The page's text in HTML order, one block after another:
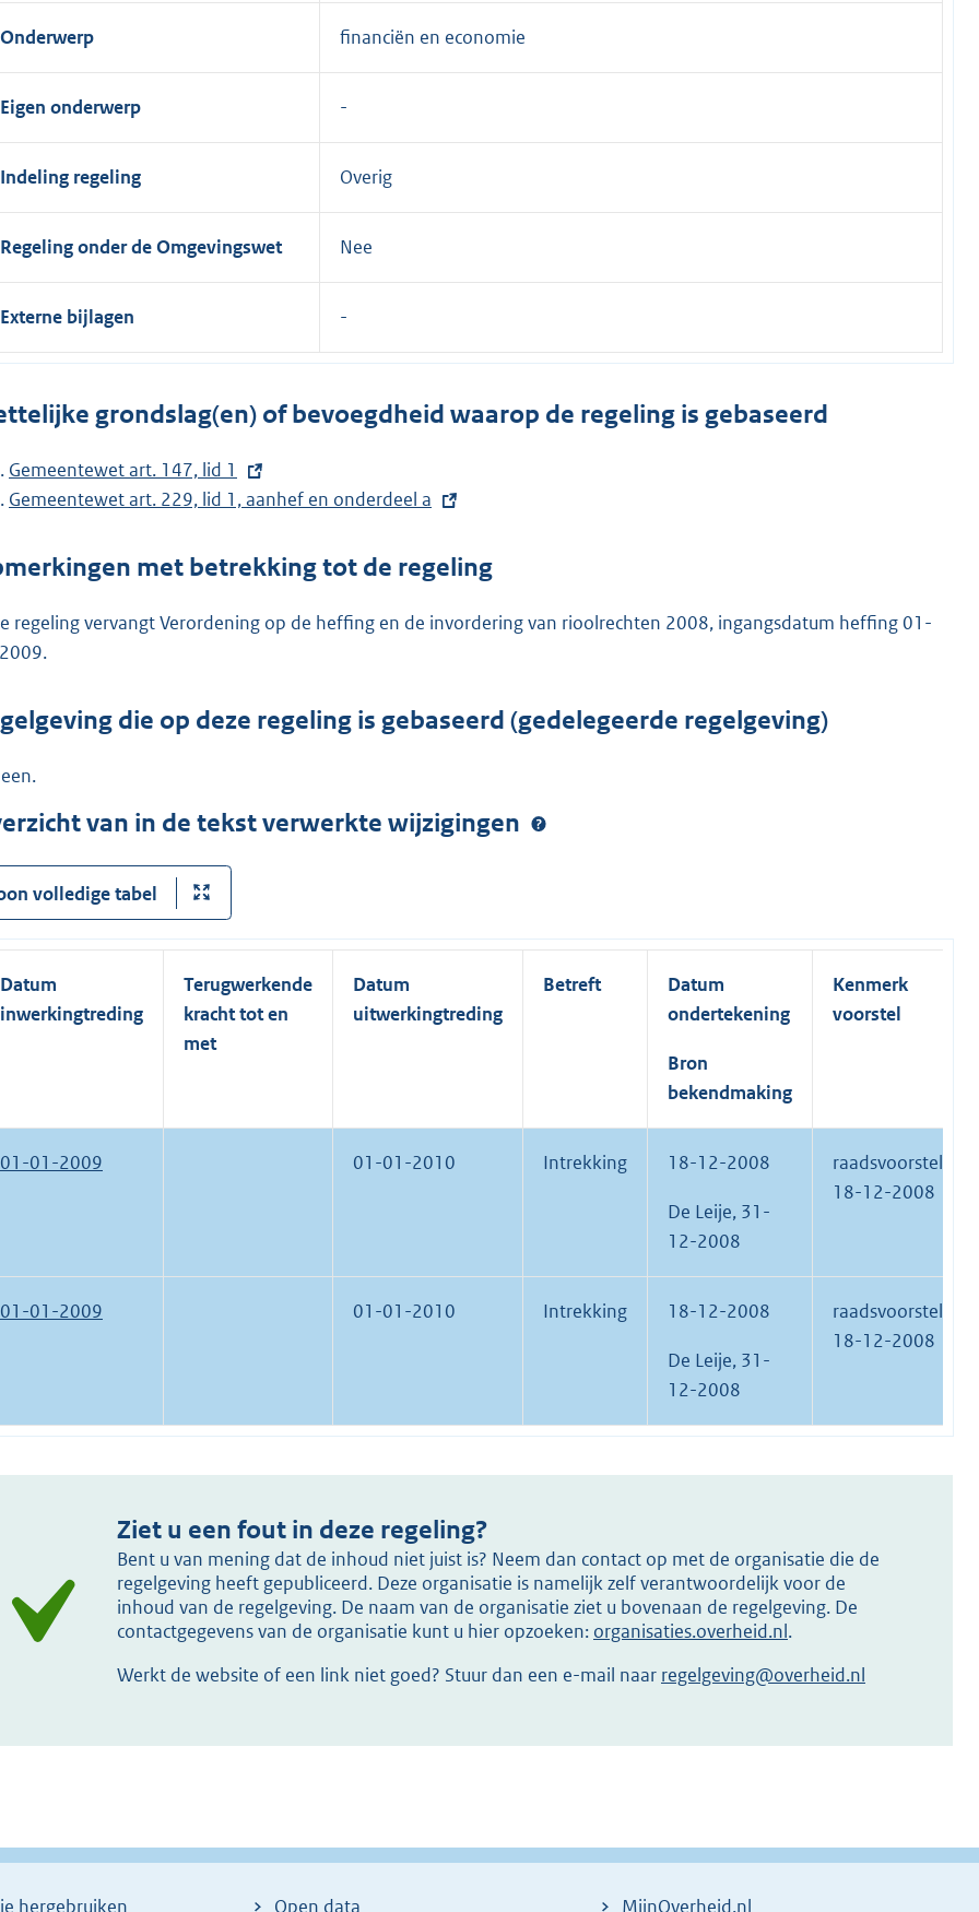
Onderwerp financiën en economie
Eigen onderwerp
Indeling regeling Overig
Regeling onder de Omgevingswet Nee
Externe bijlagen
grondslag(en) of bevoegdheid waarop de regeling is gebaseerd
E
x
e
n
e
n
Gemeentewet art. 147, lid 1
E
t
n
i
:
Gemeentewet art. 229, lid 1, aanhef en onderdeel a
met betrekking tot de regeling
regeling vervangt Verordening op de heffing en de invordering van rioolrechten 2008, ingangsdatum heffing 01-
die op deze regeling is gebaseerd (gedelegeerde regelgeving)
van in de tekst verwerkte wijzigingen
volledige tabel
Datum
inwerkingtreding
Terugwerkende
kracht tot en
met
Datum
uitwerkingtreding
Betreft
Datum
ondertekening
Bron
bekendmaking
Kenmerk
voorstel
01-01-2009 01-01-2010 Intrekking 18-12-2008
De Leije, 31-
12-2008
raadsvoorstel
18-12-2008
01-01-2009 01-01-2010 Intrekking 18-12-2008
De Leije, 31-
12-2008
raadsvoorstel
18-12-2008
Ziet u een fout in deze regeling?
Bent u van mening dat de inhoud niet juist is? Neem dan contact op met de organisatie die de
regelgeving heeft gepubliceerd. Deze organisatie is namelijk zelf verantwoordelijk voor de
inhoud van de regelgeving. De naam van de organisatie ziet u bovenaan de regelgeving. De
contactgegevens van de organisatie kunt u hier opzoeken: organisaties.overheid.nl.
Werkt de website of een link niet goed? Stuur dan een e-mail naar regelgeving@overheid.nl
hergebruiken Open data MijnOverheid.nl